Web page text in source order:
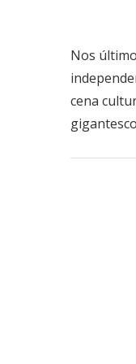
Nos
cena